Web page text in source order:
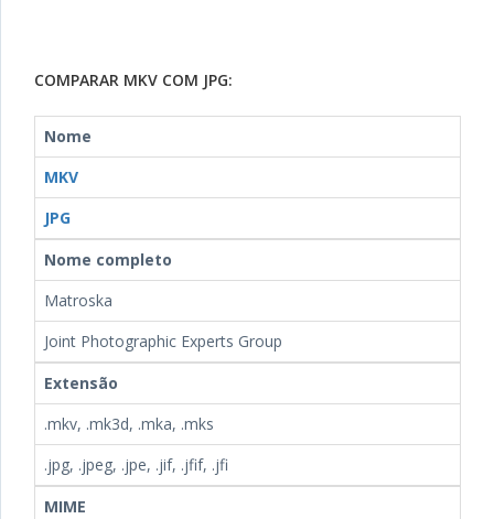
COMPARAR MKV COM JPG:
Nome
MKV
JPG
Nome completo
Matroska
Joint Photographic Experts Group
Extensão
.mkv, .mk3d, .mka, .mks
.jpg, .jpeg, .jpe, .jif, .jfif, .jfi
MIME